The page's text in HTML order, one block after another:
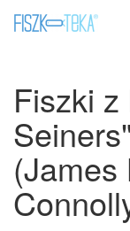
Fiszki
(James